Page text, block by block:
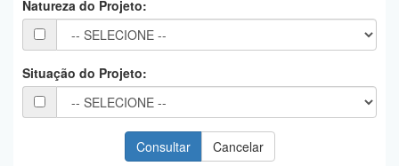
Planalto
Natureza do Projeto:
Situação do Projeto: